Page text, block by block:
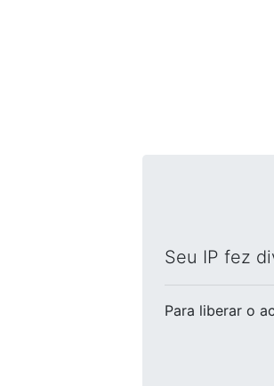
Seu IP fez
Para liberar o